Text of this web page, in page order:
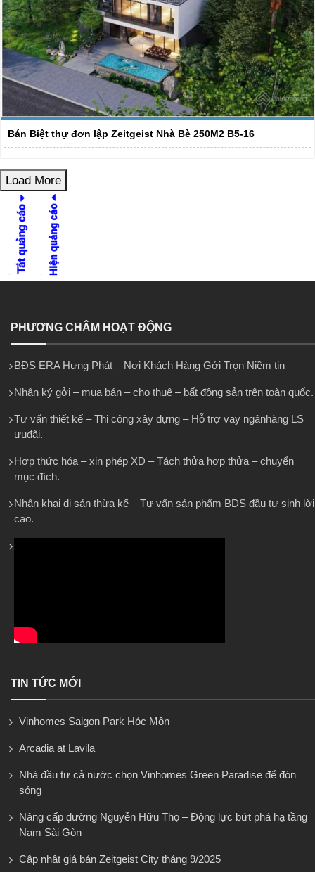
Bán Biệt thự đơn lập Zeitgeist Nhà Bè 250M2 B5-16
Load More
PHƯƠNG CHÂM HOẠT ĐỘNG
BĐS ERA Hưng Phát – Nơi Khách Hàng Gởi Trọn Niềm tin
Nhận ký gởi – mua bán – cho thuê – bất động sản trên toàn quốc.
Tư vấn thiết kế – Thi công xây dựng – Hỗ trợ vay ngânhàng LS
ưuđãi.
Hợp thức hóa – xin phép XD – Tách thửa hợp thửa – chuyển
mục đích.
Nhận khai di sản thừa kế – Tư vấn sản phẩm BDS đầu tư sinh lời
cao.
TIN TỨC MỚI
Vinhomes Saigon Park Hóc Môn
Arcadia at Lavila
Nhà đầu tư cả nước chọn Vinhomes Green Paradise để đón
sóng
Nâng cấp đường Nguyễn Hữu Thọ – Động lực bứt phá hạ tầng
Nam Sài Gòn
Cập nhật giá bán Zeitgeist City tháng 9/2025